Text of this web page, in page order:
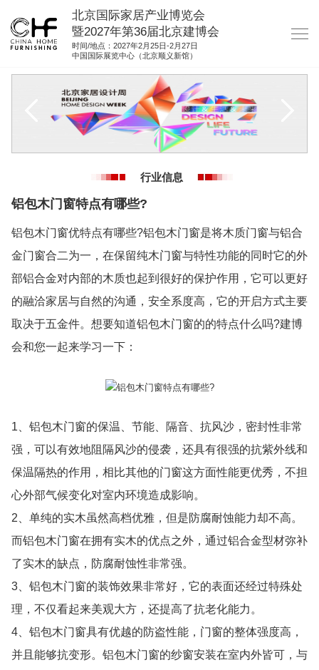
北京国际家居产业博览会
暨2027年第36届北京建博会
时间/地点：2027年2月25日-2月27日
中国国际展览中心（北京顺义新馆）
资料下载
集团展会
行业信息
铝包木门窗特点有哪些?
铝包木门窗优特点有哪些?铝包木门窗是将木质门窗与铝合
金门窗合二为一，在保留纯木门窗与特性功能的同时它的外
部铝合金对内部的木质也起到很好的保护作用，它可以更好
的融洽家居与自然的沟通，安全系度高，它的开启方式主要
取决于五金件。想要知道铝包木门窗的的特点什么吗?建博
会和您一起来学习一下：
1、铝包木门窗的保温、节能、隔音、抗风沙，密封性非常
强，可以有效地阻隔风沙的侵袭，还具有很强的抗紫外线和
保温隔热的作用，相比其他的门窗这方面性能更优秀，不担
心外部气候变化对室内环境造成影响。
2、单纯的实木虽然高档优雅，但是防腐耐蚀能力却不高。
而铝包木门窗在拥有实木的优点之外，通过铝合金型材弥补
了实木的缺点，防腐耐蚀性非常强。
3、铝包木门窗的装饰效果非常好，它的表面还经过特殊处
理，不仅看起来美观大方，还提高了抗老化能力。
4、铝包木门窗具有优越的防盗性能，门窗的整体强度高，
并且能够抗变形。铝包木门窗的纱窗安装在室内外皆可，与